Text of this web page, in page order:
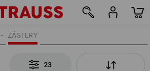
ZÁSTERY
23